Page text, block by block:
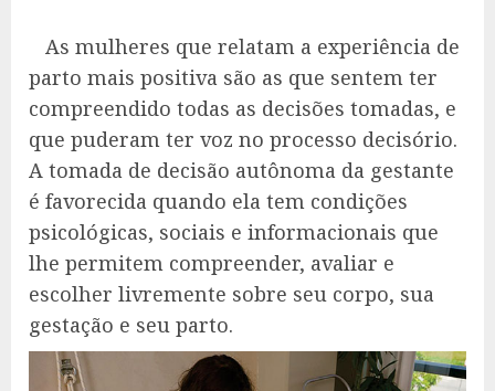
As mulheres que relatam a experiência de
parto mais positiva são as que sentem ter
compreendido todas as decisões tomadas, e
que puderam ter voz no processo decisório.
A tomada de decisão autônoma da gestante
é favorecida quando ela tem condições
psicológicas, sociais e informacionais que
lhe permitem compreender, avaliar e
escolher livremente sobre seu corpo, sua
gestação e seu parto.